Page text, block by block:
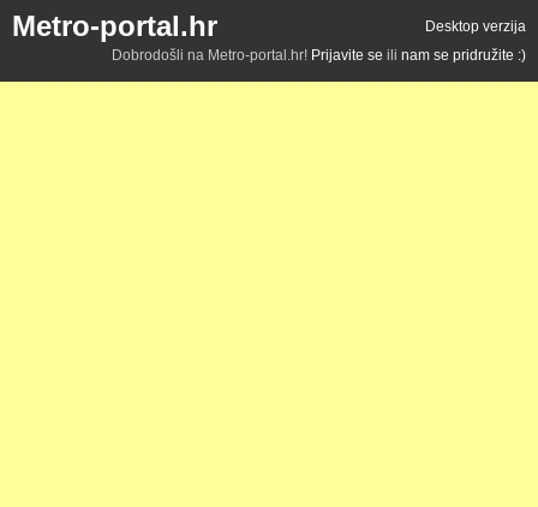
Metro-portal.hr
Desktop verzija
Dobrodošli na Metro-portal.hr! Prijavite se ili nam se pridružite :)